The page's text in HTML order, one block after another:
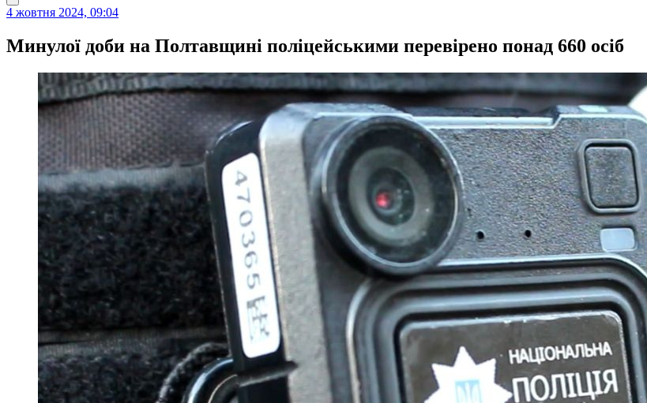
4 жовтня 2024, 09:04
Минулої доби на Полтавщині поліцейськими перевірено понад 660 осіб